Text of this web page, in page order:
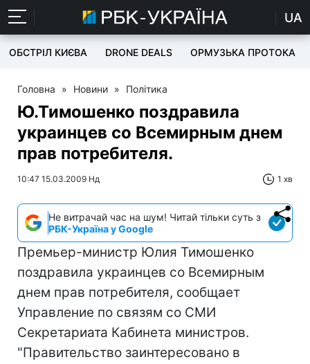
UA
ОБСТРІЛ КИЄВА DRONE DEALS ОРМУЗЬКА ПРОТОКА
Головна » Новини » Політика
Ю.Тимошенко поздравила
украинцев со Всемирным днем
прав потребителя.
10:47 15.03.2009 Нд 1 хв
Не витрачай час на шум! Читай тільки суть з
РБК-Україна у Google
Премьер-министр Юлия Тимошенко
поздравила украинцев со Всемирным
днем прав потребителя, сообщает
Управление по связям со СМИ
Секретариата Кабинета министров.
"Правительство заинтересовано в